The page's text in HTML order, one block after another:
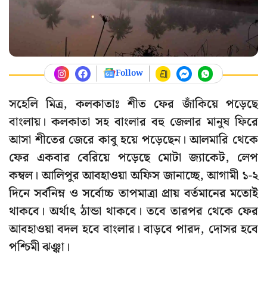
Follow
সহেলি মিত্র, কলকাতাঃ শীত ফের জাঁকিয়ে পড়েছে
বাংলায়। কলকাতা সহ বাংলার বহু জেলার মানুষ ফিরে
আসা শীতের জেরে কাবু হয়ে পড়েছেন। আলমারি থেকে
ফের একবার বেরিয়ে পড়েছে মোটা জ্যাকেট, লেপ
কম্বল। আলিপুর আবহাওয়া অফিস জানাচ্ছে, আগামী ১-২
দিনে সর্বনিম্ন ও সর্বোচ্চ তাপমাত্রা প্রায় বর্তমানের মতোই
থাকবে। অর্থাৎ ঠান্ডা থাকবে। তবে তারপর থেকে ফের
আবহাওয়া বদল হবে বাংলার। বাড়বে পারদ, দোসর হবে
পশ্চিমী ঝঞ্ঝা।